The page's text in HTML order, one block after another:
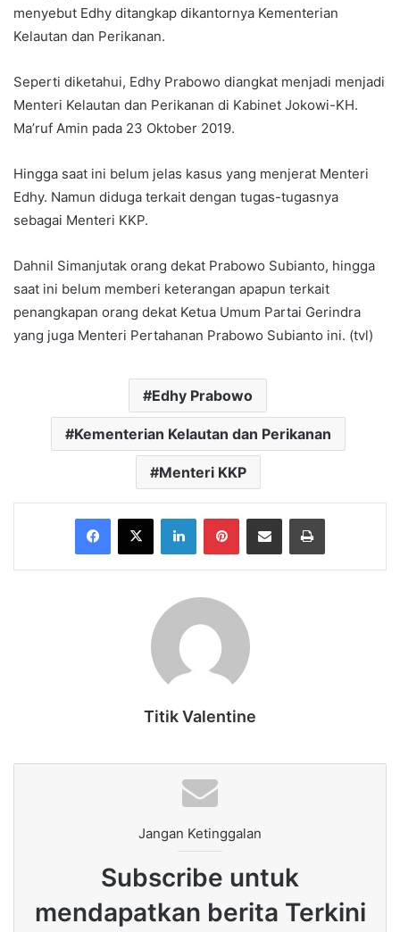
menyebut Edhy ditangkap dikantornya Kementerian
Kelautan dan Perikanan.
Seperti diketahui, Edhy Prabowo diangkat menjadi menjadi
Menteri Kelautan dan Perikanan di Kabinet Jokowi-KH.
Ma’ruf Amin pada 23 Oktober 2019.
Hingga saat ini belum jelas kasus yang menjerat Menteri
Edhy. Namun diduga terkait dengan tugas-tugasnya
sebagai Menteri KKP.
Dahnil Simanjutak orang dekat Prabowo Subianto, hingga
saat ini belum memberi keterangan apapun terkait
penangkapan orang dekat Ketua Umum Partai Gerindra
yang juga Menteri Pertahanan Prabowo Subianto ini. (tvl)
Edhy Prabowo
Kementerian Kelautan dan Perikanan
Menteri KKP
Facebook
X LinkedInPinterestShare via Email Print
Titik Valentine
Jangan Ketinggalan
Subscribe untuk
mendapatkan berita Terkini